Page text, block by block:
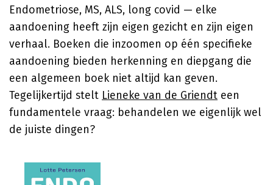
Endometriose, MS, ALS, long covid — elke
aandoening heeft zijn eigen gezicht en zijn eigen
verhaal. Boeken die inzoomen op één specifieke
aandoening bieden herkenning en diepgang die
een algemeen boek niet altijd kan geven.
Tegelijkertijd stelt Lieneke van de Griendt een
fundamentele vraag: behandelen we eigenlijk wel
de juiste dingen?